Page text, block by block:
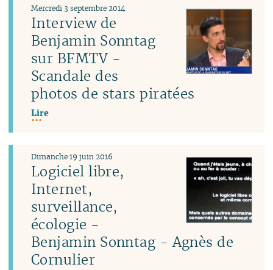
Interview de
Benjamin Sonntag
sur BFMTV -
Scandale des
photos de stars piratées
Mercredi 3 septembre 2014
Lire
Logiciel libre,
Internet,
surveillance,
écologie -
Benjamin Sonntag - Agnès de
Cornulier
Dimanche 19 juin 2016